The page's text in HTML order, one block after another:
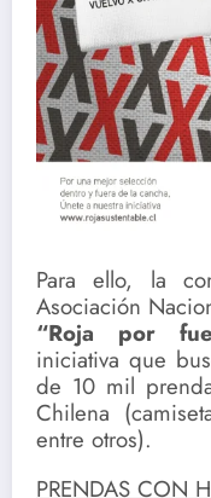
Para ello, la
Asociación
“Roja por
iniciativa que
de 10 mil
Chilena
entre otros).
PRENDAS CON